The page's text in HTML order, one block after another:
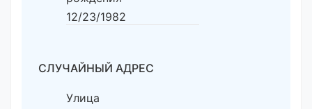
12/23/1982
СЛУЧАЙНЫЙ АДРЕС
Улица